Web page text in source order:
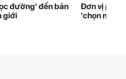
đường' đến bản
giới
Đơn vị
'chọn mặt